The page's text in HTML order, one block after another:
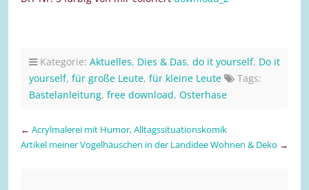
Kategorie: Aktuelles, Dies & Das, do it yourself, Do it
yourself, für große Leute, für kleine Leute
Tags:
Bastelanleitung, free download, Osterhase
← Acrylmalerei mit Humor, Alltagssituationskomik
Artikel meiner Vogelhäuschen in der Landidee Wohnen & Deko →